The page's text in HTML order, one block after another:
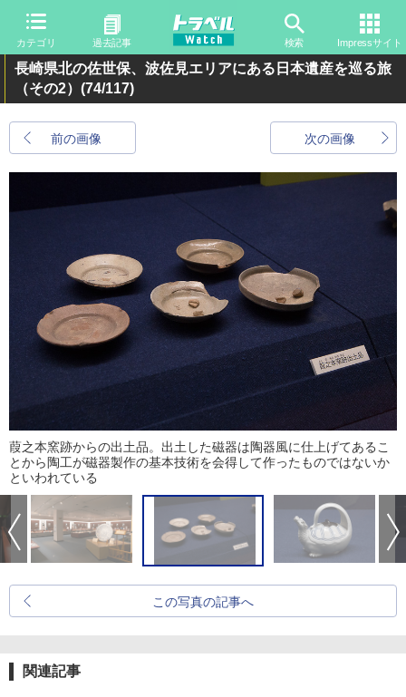
カテゴリ 過去記事 検索 Impressサイト
長崎県北の佐世保、波佐見エリアにある日本遺産を巡る旅
（その2） (74/117)
前の画像 次の画像
葭之本窯跡からの出土品。出土した磁器は陶器風に仕上げてあるこ
とから陶工が磁器製作の基本技術を会得して作ったものではないか
といわれている
この写真の記事へ
関連記事